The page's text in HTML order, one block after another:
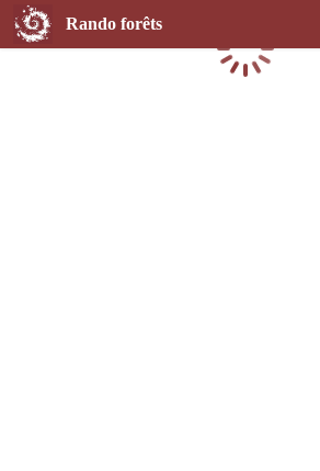
Rando forêts
Chargement